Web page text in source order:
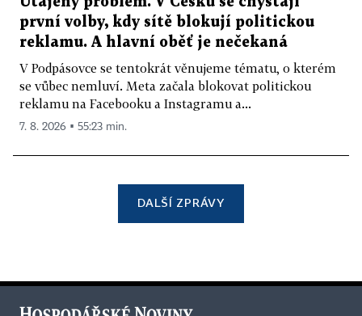
první volby, kdy sítě blokují politickou
reklamu. A hlavní oběť je nečekaná
V Podpásovce se tentokrát věnujeme tématu, o kterém
se vůbec nemluví. Meta začala blokovat politickou
reklamu na Facebooku a Instagramu a...
7. 8. 2026 ▪ 55:23 min.
DALŠÍ ZPRÁVY